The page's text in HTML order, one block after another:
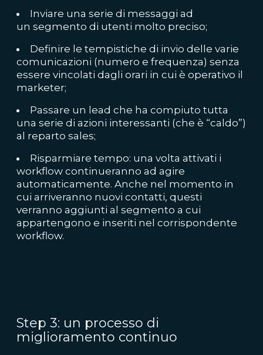
Inviare una serie di messaggi ad
un segmento di utenti molto preciso;
Definire le tempistiche di invio delle varie
comunicazioni (numero e frequenza) senza
essere vincolati dagli orari in cui è operativo il
marketer;
Passare un lead che ha compiuto tutta
una serie di azioni interessanti (che è “caldo”)
al reparto sales;
Risparmiare tempo: una volta attivati i
workflow continueranno ad agire
automaticamente. Anche nel momento in
cui arriveranno nuovi contatti, questi
verranno aggiunti al segmento a cui
appartengono e inseriti nel corrispondente
workflow.
Step 3: un processo di
miglioramento continuo